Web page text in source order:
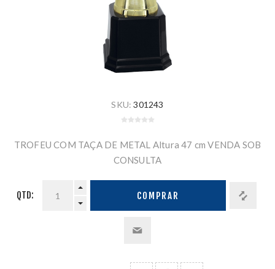
SKU: 301243
TROFEU COM TAÇA DE METAL Altura 47 cm VENDA SOB
CONSULTA
QTD: COMPRAR